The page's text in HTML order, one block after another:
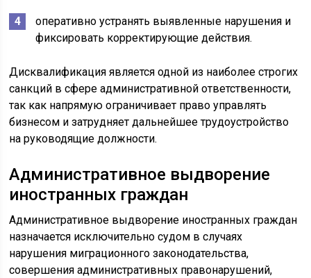
оперативно устранять выявленные нарушения и
фиксировать корректирующие действия.
Дисквалификация является одной из наиболее строгих
санкций в сфере административной ответственности,
так как напрямую ограничивает право управлять
бизнесом и затрудняет дальнейшее трудоустройство
на руководящие должности.
Административное выдворение
иностранных граждан
Административное выдворение иностранных граждан
назначается исключительно судом в случаях
нарушения миграционного законодательства,
совершения административных правонарушений,